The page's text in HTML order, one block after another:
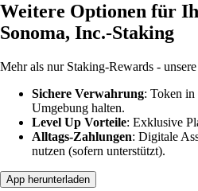
Weitere Optionen für
Sonoma, Inc.-Staking
Mehr als nur Staking-Rewards -
Sichere Verwahrung: Token in
Umgebung halten.
Level Up Vorteile: Exklusive
Alltags-Zahlungen: Digitale
nutzen (sofern unterstützt).
App herunterladen